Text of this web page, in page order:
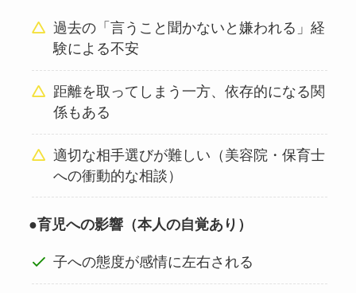
過去の「言うこと聞かないと嫌われる」経
験による不安
距離を取ってしまう一方、依存的になる関
係もある
適切な相手選びが難しい（美容院・保育士
への衝動的な相談）
●育児への影響（本人の自覚あり）
子への態度が感情に左右される